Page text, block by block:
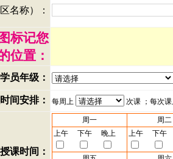
名称）：
标记您
位置：
学员年级：
间安排： 每周上 次课 ；每次
课时间：
周一
周二
上午
下午 晚上 上午 下午